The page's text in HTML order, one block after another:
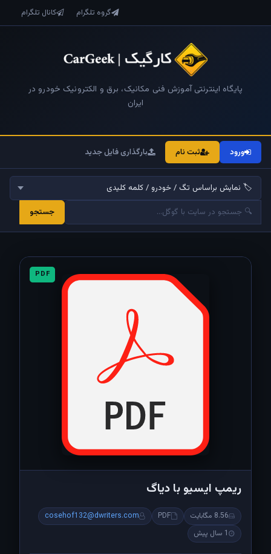
گروه تلگرام کانال تلگرام
پایگاه اینترنتی آموزش فنی مکانیک، برق و الکترونیک خودرو در
ایران
ورود ثبت نام بارگذاری فایل جدید
جستجو
PDF
ریمپ ایسیو با دیاگ
8.56 مگابایت PDF
cosehof132@dwriters.com
1 سال پیش